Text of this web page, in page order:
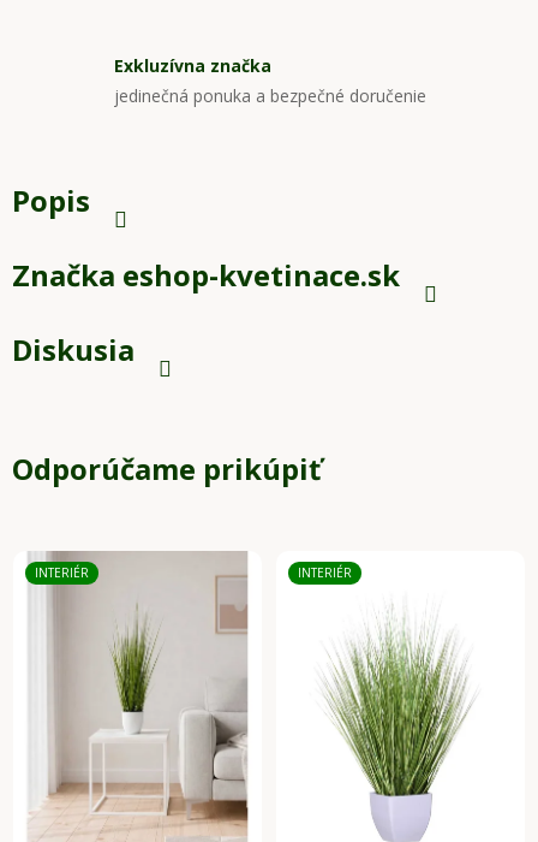
Exkluzívna značka
jedinečná ponuka a bezpečné doručenie
Popis
Značka eshop-kvetinace.sk
Diskusia
Odporúčame prikúpiť
INTERIÉR INTERIÉR